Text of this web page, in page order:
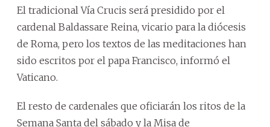
El tradicional Vía Crucis será presidido por el
cardenal Baldassare Reina, vicario para la diócesis
de Roma, pero los textos de las meditaciones han
sido escritos por el papa Francisco, informó el
Vaticano.
El resto de cardenales que oficiarán los ritos de la
Semana Santa del sábado y la Misa de